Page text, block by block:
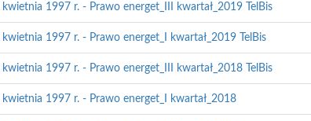
1997 r. - Prawo energet_III kwartał_2019 TelBis
1997 r. - Prawo energet_I kwartał_2019 TelBis
1997 r. - Prawo energet_III kwartał_2018 TelBis
1997 r. - Prawo energet_I kwartał_2018